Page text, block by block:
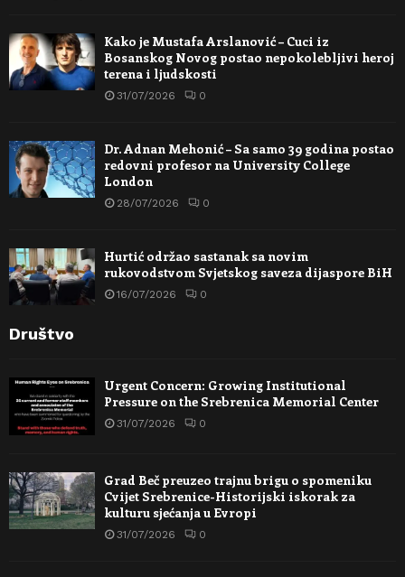
Kako je Mustafa Arslanović – Cuci iz
Bosanskog Novog postao nepokolebljivi heroj
terena i ljudskosti
31/07/2026 0
Dr. Adnan Mehonić – Sa samo 39 godina postao
redovni profesor na University College
London
28/07/2026 0
Hurtić održao sastanak sa novim
rukovodstvom Svjetskog saveza dijaspore BiH
16/07/2026 0
Društvo
Urgent Concern: Growing Institutional
Pressure on the Srebrenica Memorial Center
31/07/2026 0
Grad Beč preuzeo trajnu brigu o spomeniku
Cvijet Srebrenice-Historijski iskorak za
kulturu sjećanja u Evropi
31/07/2026 0